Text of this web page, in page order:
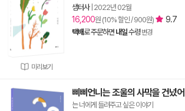
미리보기
샘터사| 2022년 02월
16,200원 (10% 할인 / 900원) 9.7
택배로 주문하면 내일수령 변경
삐삐언니는 조울의 사막을 건넜어
는 너에게 들려주고 싶은 이야기